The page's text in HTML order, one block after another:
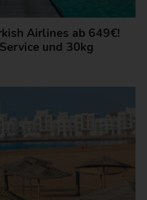
Airlines ab 649€!
und 30kg